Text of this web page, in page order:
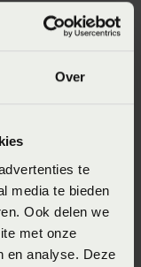
Over
te
media te bieden
Ook delen we
met onze
en analyse. Deze
Let op het
het zijn dat er in
Dat zijn twee
warmtebeleving